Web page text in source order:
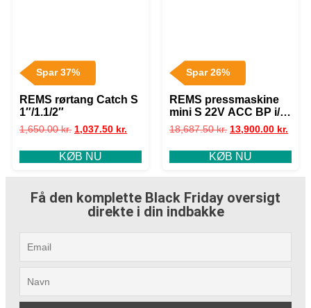
Spar 37%
REMS rørtang Catch S
1″/1.1/2″
1,650.00kr. 1,037.50 kr.
KØB NU
Spar 26%
REMS pressmaskine
mini S 22V ACC BP i/L-
boxx
18,687.50kr. 13,900.00 kr.
KØB NU
Få den komplette Black Friday oversigt
direkte i din indbakke